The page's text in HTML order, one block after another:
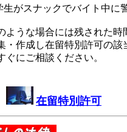
がスナックでバイト中に
ような場合には残された
・作成し在留特別許可の
ぐにご相談ください。
在留特別許可